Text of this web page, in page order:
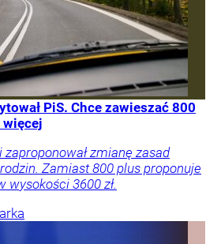
PiS. Chce zawieszać 800
więcej
zmianę zasad
Zamiast 800 plus proponuje
wysokości 3600 zł.